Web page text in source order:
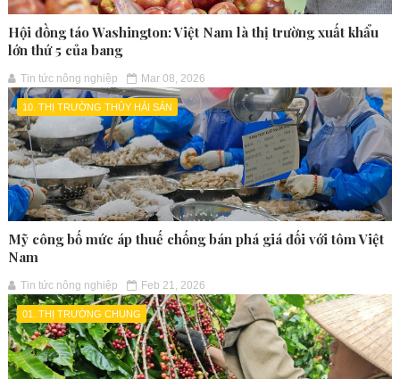
Hội đồng táo Washington: Việt Nam là thị trường xuất khẩu
lớn thứ 5 của bang
Tin tức nông nghiệp Mar 08, 2026
10. THỊ TRƯỜNG THỦY HẢI SẢN
Mỹ công bố mức áp thuế chống bán phá giá đối với tôm Việt
Nam
Tin tức nông nghiệp Feb 21, 2026
01. THỊ TRƯỜNG CHUNG